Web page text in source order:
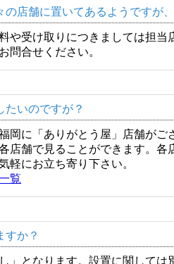
の店舗に置いてあるようですが
や受け取りにつきましては担
問合せください。
たいのですが？
岡に「ありがとう屋」店舗が
店舗で見ることができます。
軽にお立ち寄り下さい。
覧
すか？
」となります。設置に関して